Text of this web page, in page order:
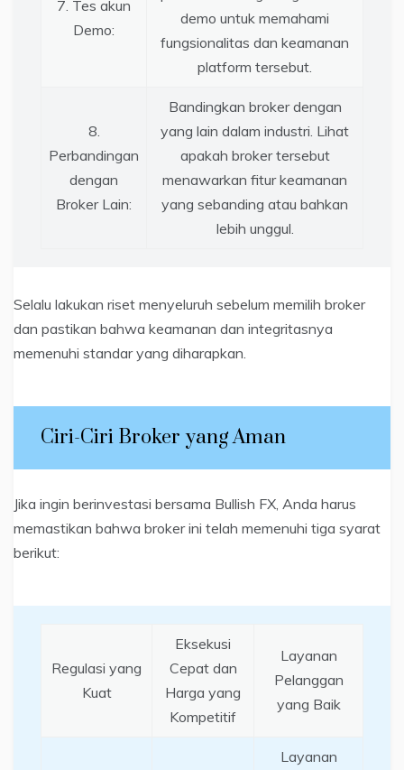
7. Tes akun
Demo:
demo untuk memahami
fungsionalitas dan keamanan
platform tersebut.
8.
Perbandingan
dengan
Broker Lain:
Bandingkan broker dengan
yang lain dalam industri. Lihat
apakah broker tersebut
menawarkan fitur keamanan
yang sebanding atau bahkan
lebih unggul.
Selalu lakukan riset menyeluruh sebelum memilih broker
dan pastikan bahwa keamanan dan integritasnya
memenuhi standar yang diharapkan.
Ciri-Ciri Broker yang Aman
Jika ingin berinvestasi bersama Bullish FX, Anda harus
memastikan bahwa broker ini telah memenuhi tiga syarat
berikut:
Regulasi yang
Kuat
Eksekusi
Cepat dan
Harga yang
Kompetitif
Layanan
Pelanggan
yang Baik
Layanan